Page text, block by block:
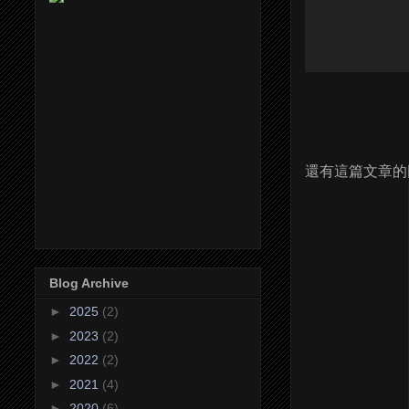
還有這篇文章
Blog Archive
► 2025 (2)
► 2023 (2)
► 2022 (2)
► 2021 (4)